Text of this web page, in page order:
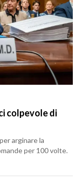
colpevole di
arginare la
per 100 volte.